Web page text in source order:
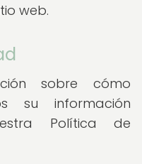
web.
sobre cómo
su información
Política de